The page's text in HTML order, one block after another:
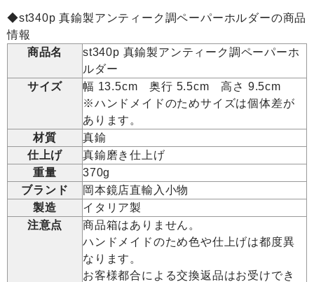
◆st340p 真鍮製アンティーク調ペーパーホルダーの商品
情報
商品名
st340p 真鍮製アンティーク調ペーパーホ
ルダー
サイズ
幅 13.5cm 奥行 5.5cm 高さ 9.5cm
※ハンドメイドのためサイズは個体差が
あります。
材質
真鍮
仕上げ
真鍮磨き仕上げ
重量
370g
ブランド
岡本鏡店直輸入小物
製造
イタリア製
注意点
商品箱はありません。
ハンドメイドのため色や仕上げは都度異
なります。
お客様都合による交換返品はお受けでき